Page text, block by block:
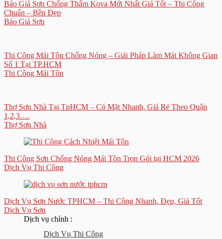
Báo Giá Sơn Chống Thấm Kova Mới Nhất Giá Tốt – Thi Công
Chuẩn – Bền Đẹp
Báo Giá Sơn
Thi Công Mái Tôn Chống Nóng – Giải Pháp Làm Mát Không Gian
Số 1 Tại TP.HCM
Thi Công Mái Tôn
Thợ Sơn Nhà Tại TpHCM – Có Mặt Nhanh, Giá Rẻ Theo Quận
1,2,3….
Thợ Sơn Nhà
Thi Công Sơn Chống Nóng Mái Tôn Trọn Gói tại HCM 2026
Dịch Vụ Thi Công
Dịch Vụ Sơn Nước TPHCM – Thi Công Nhanh, Đẹp, Giá Tốt
Dịch Vụ Sơn
Dịch vụ chính :
Dịch Vụ Thi Công